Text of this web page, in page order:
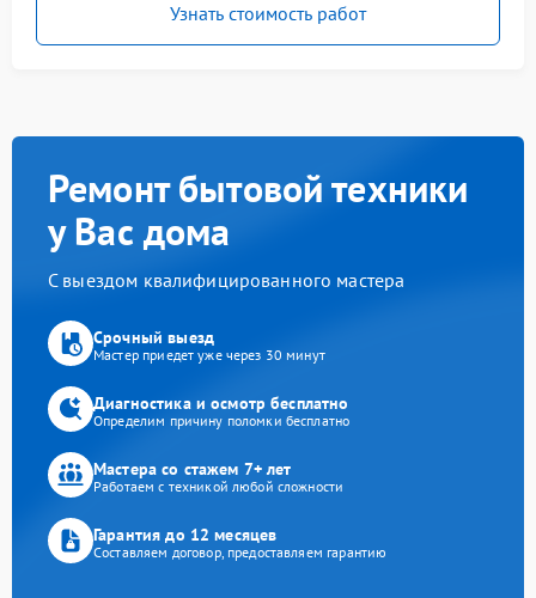
Узнать стоимость работ
Ремонт бытовой техники
у Вас дома
С выездом квалифицированного мастера
Срочный выезд
Мастер приедет уже через 30 минут
Диагностика и осмотр бесплатно
Определим причину поломки бесплатно
Мастера со стажем 7+ лет
Работаем с техникой любой сложности
Гарантия до 12 месяцев
Составляем договор, предоставляем гарантию